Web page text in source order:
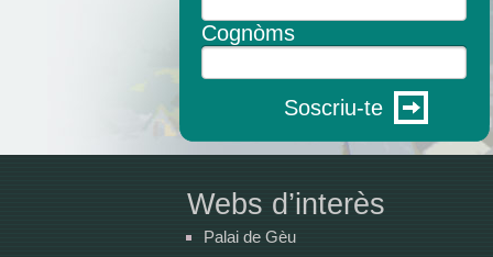
Cognòms
Soscriu-te
Webs d’interès
Palai de Gèu